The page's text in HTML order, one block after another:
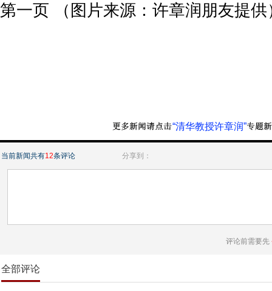
第一页 （图片来源：许章润朋友提供
“清华教授许章润”
当前新闻共有12条评论 分享到：
评论前需要先
全部评论